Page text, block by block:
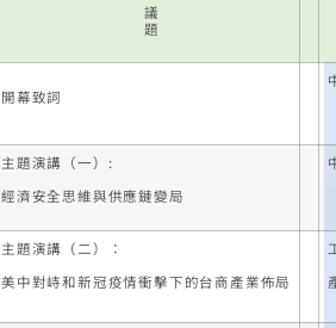
議
題
開幕致詞
主題演講（一）:
經濟安全思維與供應鏈變局
主題演講（二）：
美中對峙和新冠疫情衝擊下的台商產業佈局